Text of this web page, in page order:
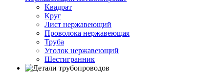
Квадрат
Круг
Лист нержавеющий
Проволока нержавеющая
Труба
Уголок нержавеющий
Шестигранник